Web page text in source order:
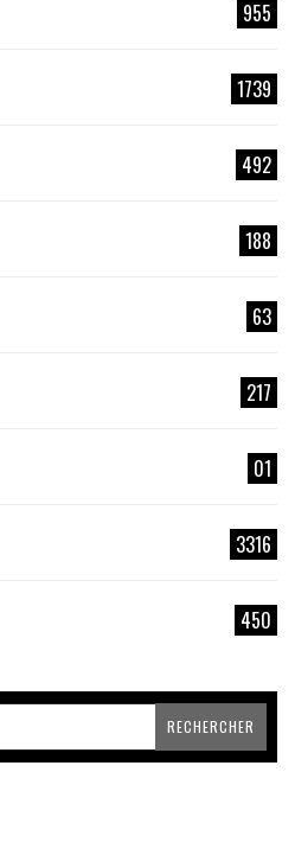
955
1739
492
188
63
217
01
3316
450